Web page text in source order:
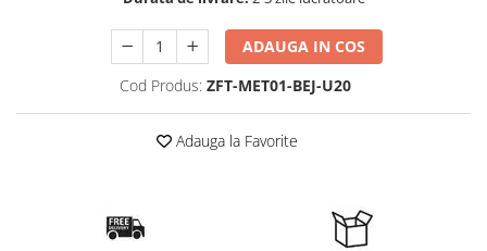
ADAUGA IN COS
Cod Produs: ZFT-MET01-BEJ-U20
Adauga la Favorite